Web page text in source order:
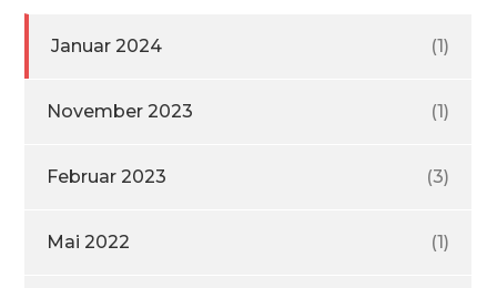
Januar 2024 (1)
November 2023 (1)
Februar 2023 (3)
Mai 2022 (1)